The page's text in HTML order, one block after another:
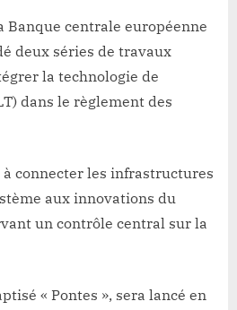
centrale européenne
deux séries de travaux
la technologie de
dans le règlement des
connecter les infrastructures
aux innovations du
un contrôle central sur la
« Pontes », sera lancé en